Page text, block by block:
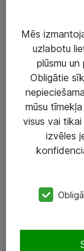
Risinājumi
IT serviss un
IT infrastruktūra
Darba vietu IT
Serveri un datu
SIA „ATEA”
Mēs
uzlabotu
plūsmu
Obligātie
mūsu
visus vai
izvēles